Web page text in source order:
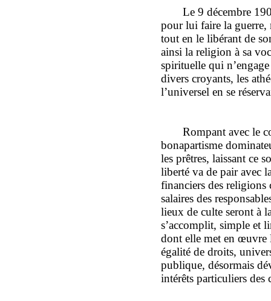
Le 9 décembre
pour lui faire la guerre,
tout en le libérant de
ainsi la religion à sa
spirituelle qui
divers croyants, les
l’universel en se
Rompant avec le
bonapartisme
les prêtres, laissant ce
liberté va de pair avec
financiers des religions
salaires des
lieux de culte seront à
s’accomplit, simple et
dont elle met en œuvre
égalité de droits,
publique, désormais
intérêts particuliers des